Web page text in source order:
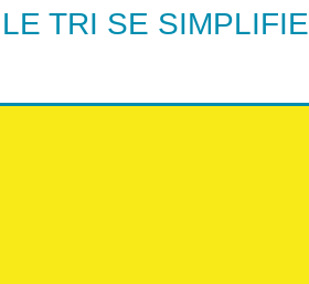
LE TRI SE SIMPLIFIE